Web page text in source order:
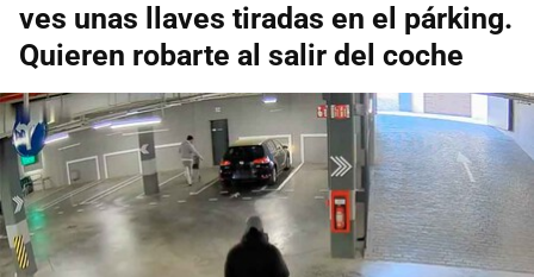
ves unas llaves tiradas en el párking.
Quieren robarte al salir del coche